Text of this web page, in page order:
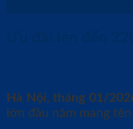
Hà Nội, tháng 01/
lớn đầu năm mang tên